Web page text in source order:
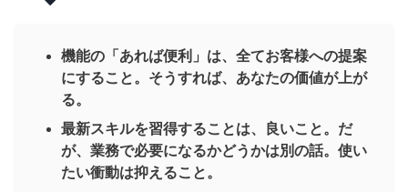
機能の「あれば便利」は、全てお客様への提案
にすること。そうすれば、あなたの価値が上が
る。
最新スキルを習得することは、良いこと。だ
が、業務で必要になるかどうかは別の話。使い
たい衝動は抑えること。